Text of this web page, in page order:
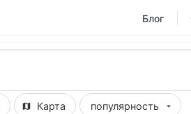
Блог
Карта популярность